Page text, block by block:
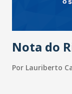
Nota do
Por Lauriberto